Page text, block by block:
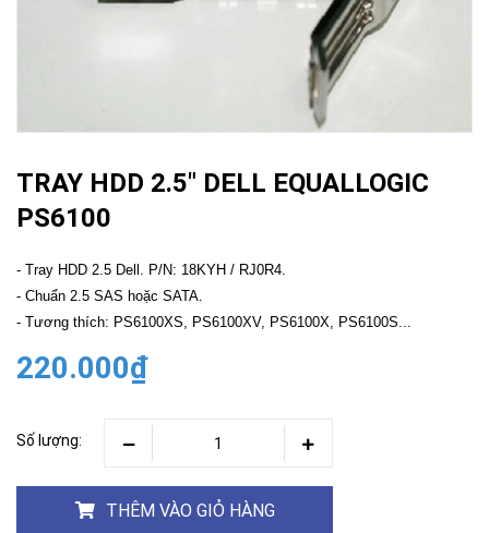
TRAY HDD 2.5" DELL EQUALLOGIC
PS6100
- Tray HDD 2.5 Dell. P/N: 18KYH / RJ0R4.
- Chuẩn 2.5 SAS hoặc SATA.
- Tương thích: PS6100XS, PS6100XV, PS6100X, PS6100S...
220.000₫
Số lượng:
THÊM VÀO GIỎ HÀNG